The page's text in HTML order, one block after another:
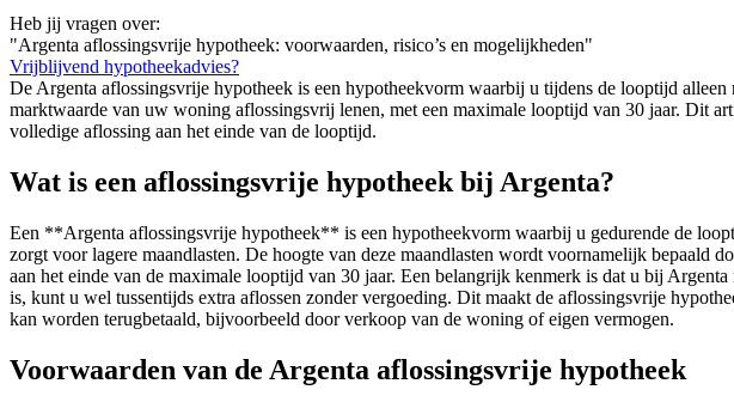
Heb jij vragen over:
"Argenta aflossingsvrije hypotheek: voorwaarden, risico’s en mogelijkheden"
Vrijblijvend hypotheekadvies?
De Argenta aflossingsvrije hypotheek is een hypotheekvorm waarbij u tijdens de looptijd
marktwaarde van uw woning aflossingsvrij lenen, met een maximale looptijd van 30 jaar. Dit
volledige aflossing aan het einde van de looptijd.
Wat is een aflossingsvrije hypotheek bij Argenta?
Een **Argenta aflossingsvrije hypotheek** is een hypotheekvorm waarbij u gedurende de
zorgt voor lagere maandlasten. De hoogte van deze maandlasten wordt voornamelijk bepaald
aan het einde van de maximale looptijd van 30 jaar. Een belangrijk kenmerk is dat u bij
is, kunt u wel tussentijds extra aflossen zonder vergoeding. Dit maakt de aflossingsvrije
kan worden terugbetaald, bijvoorbeeld door verkoop van de woning of eigen vermogen.
Voorwaarden van de Argenta aflossingsvrije hypotheek